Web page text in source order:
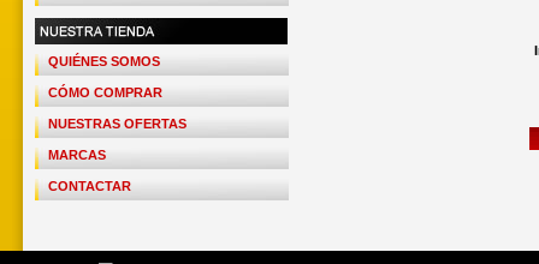
QUIÉNES SOMOS
CÓMO COMPRAR
NUESTRAS OFERTAS
MARCAS
CONTACTAR